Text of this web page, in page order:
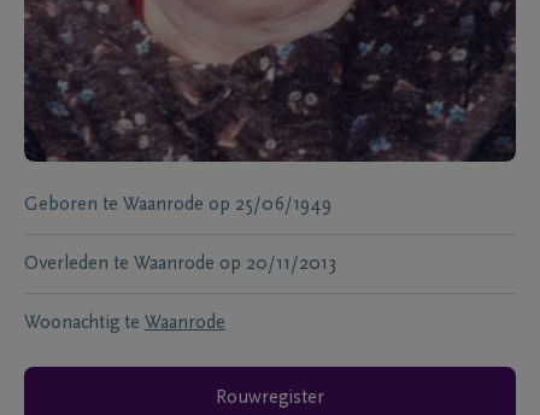
Geboren te Waanrode op 25/06/1949
Overleden te Waanrode op 20/11/2013
Woonachtig te Waanrode
Rouwregister